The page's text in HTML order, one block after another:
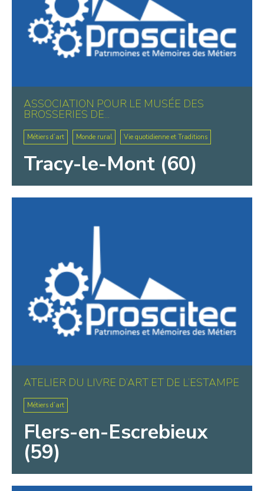
ASSOCIATION POUR LE MUSÉE DES
BROSSERIES DE...
Métiers d’art Monde rural Vie quotidienne et Traditions
Tracy-le-Mont (60)
ATELIER DU LIVRE D’ART ET DE L’ESTAMPE
Métiers d’art
Flers-en-Escrebieux
(59)